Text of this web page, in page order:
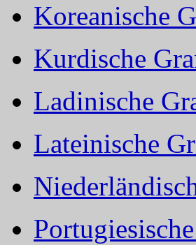
Koreanische
Kurdische
Ladinische
Lateinische